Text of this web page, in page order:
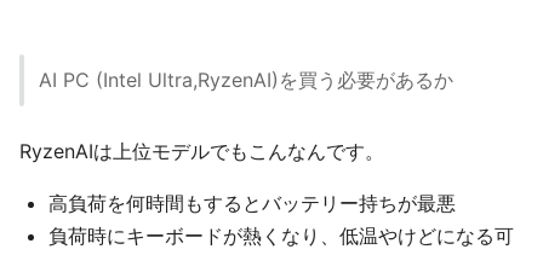
AI PC (Intel Ultra,RyzenAI)を買う必要があるか
RyzenAIは上位モデルでもこんなんです。
高負荷を何時間もするとバッテリー持ちが最悪
負荷時にキーボードが熱くなり、低温やけどになる可